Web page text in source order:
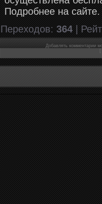
Подробнее на сайте.
Переходов:364|
Добавлять комментарии